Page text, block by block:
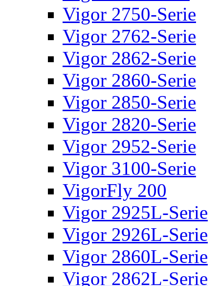
Vigor 2750-Serie
Vigor 2762-Serie
Vigor 2862-Serie
Vigor 2860-Serie
Vigor 2850-Serie
Vigor 2820-Serie
Vigor 2952-Serie
Vigor 3100-Serie
VigorFly 200
Vigor 2925L-Serie
Vigor 2926L-Serie
Vigor 2860L-Serie
Vigor 2862L-Serie